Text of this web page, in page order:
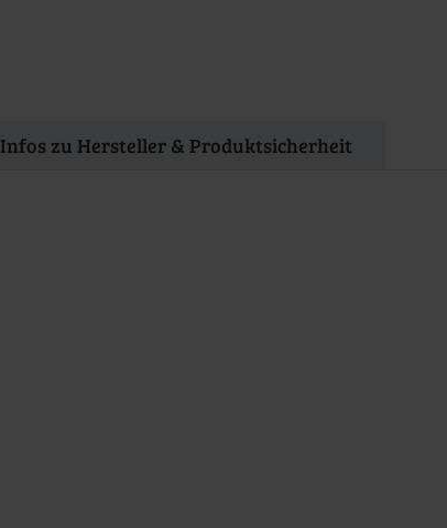
Infos zu Hersteller & Produktsicherheit